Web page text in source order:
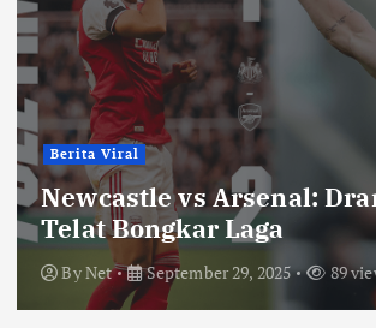
Berita Viral
Newcastle vs Arsenal:
Telat Bongkar Laga
ByNet September 29, 2025 89